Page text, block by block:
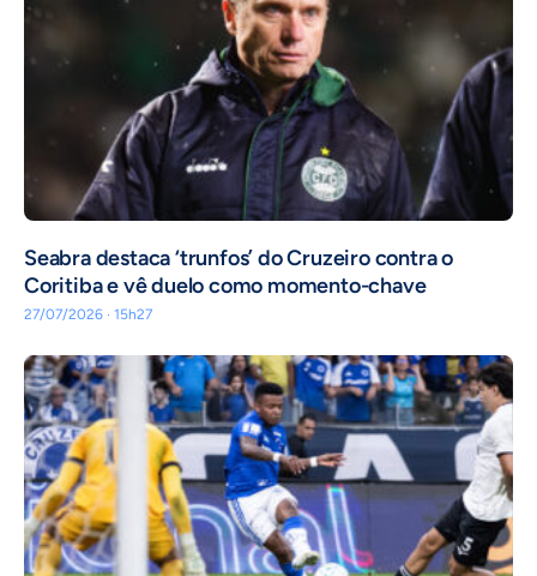
Seabra destaca ‘trunfos’ do Cruzeiro contra o
Coritiba e vê duelo como momento-chave
27/07/2026 · 15h27